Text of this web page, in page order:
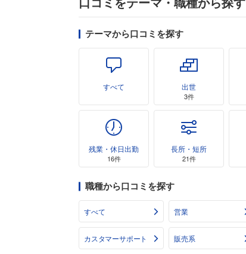
テーマから口コミを探す
すべて 出世
3件
残業・休日出勤
16件
長所・短所
21件
職種から口コミを探す
すべて 営業
カスタマーサポート 販売系